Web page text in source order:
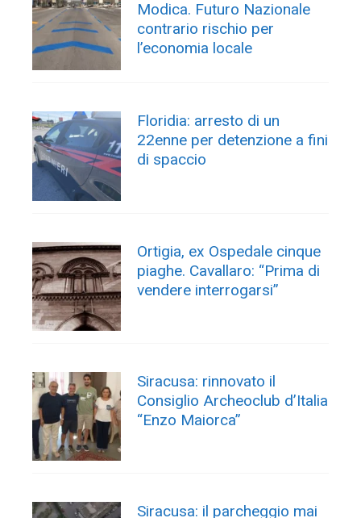
Modica. Futuro Nazionale
contrario rischio per
l’economia locale
Floridia: arresto di un
22enne per detenzione a fini
di spaccio
Ortigia, ex Ospedale cinque
piaghe. Cavallaro: “Prima di
vendere interrogarsi”
Siracusa: rinnovato il
Consiglio Archeoclub d’Italia
“Enzo Maiorca”
Siracusa: il parcheggio mai